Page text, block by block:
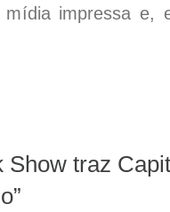
impressa e,
Show traz